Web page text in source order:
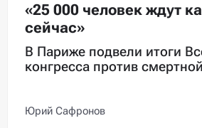
«25 000 человек ждут
сейчас»
В Париже подвели итоги
конгресса против
Юрий Сафронов